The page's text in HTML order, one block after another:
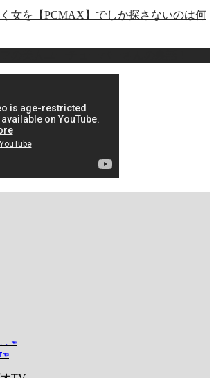
女を【PCMAX】でしか探さないのは何
、、☜